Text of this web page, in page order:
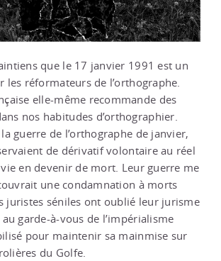
que le 17 janvier 1991 est un
les réformateurs de l’orthographe.
elle-même recommande des
nos habitudes d’orthographier.
guerre de l’orthographe de janvier,
de dérivatif volontaire au réel
en devenir de mort. Leur guerre me
une condamnation à morts
juristes séniles ont oublié leur jurisme
garde-à-vous de l’impérialisme
pour maintenir sa mainmise sur
du Golfe.